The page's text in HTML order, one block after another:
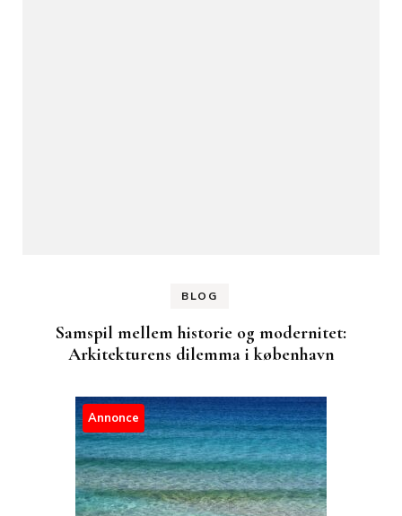
BLOG
Samspil mellem historie og modernitet:
Arkitekturens dilemma i københavn
Annonce